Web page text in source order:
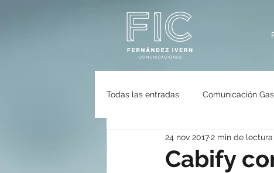
Todas las entradas Comunicación
Gastronomía Ecología
Cabify
24 nov 20172 min de lectura